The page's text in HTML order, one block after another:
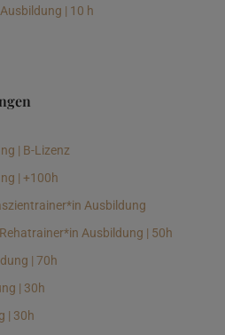
| 10 h
| B-Lizenz
| +100h
Ausbildung
Ausbildung | 50h
| 70h
| 30h
| 30h